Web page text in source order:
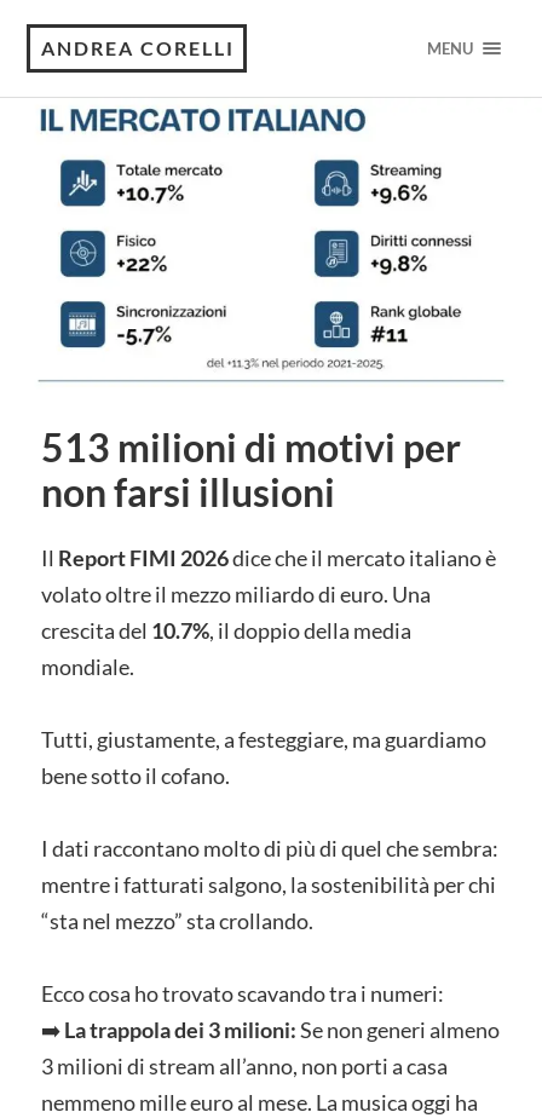
ANDREA CORELLI MENU
513 milioni di motivi per
non farsi illusioni
Il Report FIMI 2026dice che il mercato italiano è
volato oltre il mezzo miliardo di euro. Una
crescita del 10.7%, il doppio della media
mondiale.
Tutti, giustamente, a festeggiare, ma guardiamo
bene sotto il cofano.
I dati raccontano molto di più di quel che sembra:
mentre i fatturati salgono, la sostenibilità per chi
“sta nel mezzo” sta crollando.
Ecco cosa ho trovato scavando tra i numeri:
➡️La trappola dei 3 milioni:Se non generi almeno
3 milioni di stream all’anno, non porti a casa
nemmeno mille euro al mese. La musica oggi ha